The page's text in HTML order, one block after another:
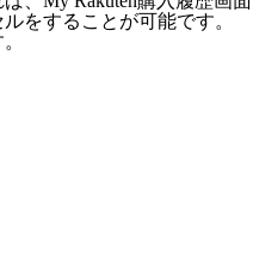
をすることが可能です。